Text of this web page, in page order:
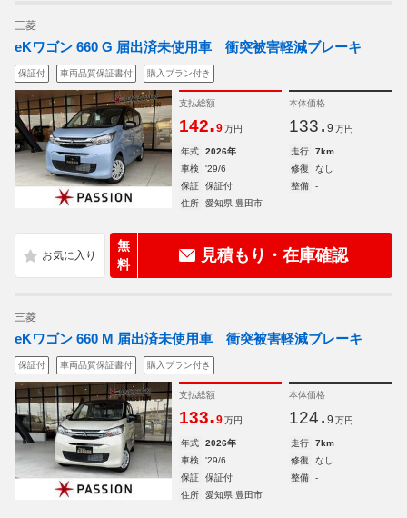
三菱
eKワゴン 660 G 届出済未使用車 衝突被害軽減ブレーキ
保証付 車両品質保証書付 購入プラン付き
支払総額
142.9 万円
本体価格
133. 9 万円
年式 2026年 走行
7km
車検
'29/6 修復
なし
保証
保証付 整備
-
住所
愛知県 豊田市
無
料
見積もり・在庫確認
三菱
eKワゴン 660 M 届出済未使用車 衝突被害軽減ブレーキ
保証付 車両品質保証書付 購入プラン付き
支払総額
133.9 万円
本体価格
124. 9 万円
年式 2026年 走行
7km
車検
'29/6 修復
なし
保証
保証付 整備
-
住所
愛知県 豊田市